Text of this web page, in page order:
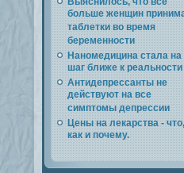
больше женщин
таблетки во время
беременности
Наномедицина стала на
шаг ближе к реальности
Антидепрессанты не
действуют на все
симптомы депрессии
Цены на лекарства - что,
как и почему.